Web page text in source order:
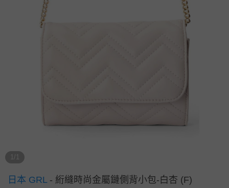
1/1
日本 GRL - 絎縫時尚金屬鏈側背小包-白杏 (F)